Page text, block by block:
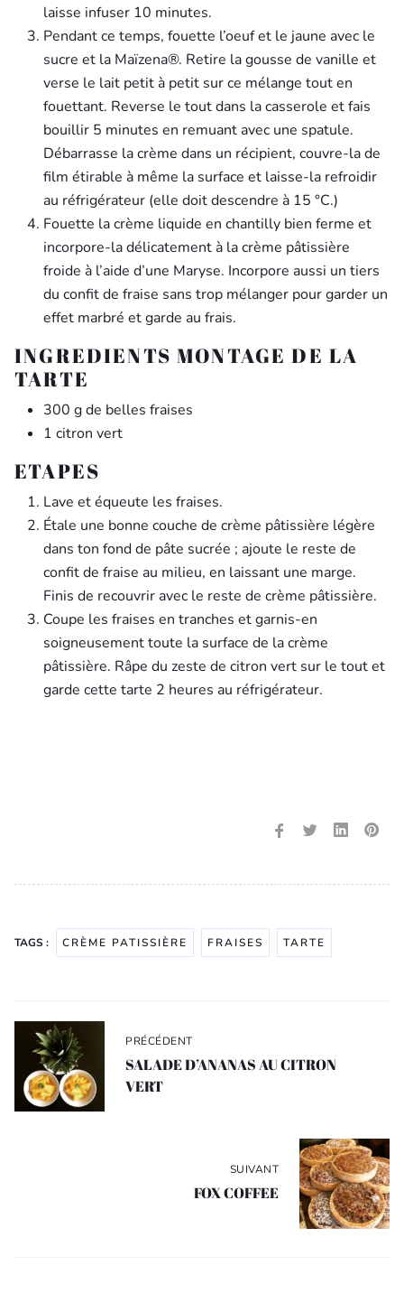
laisse infuser 10 minutes.
Pendant ce temps, fouette l’oeuf et le jaune avec le
sucre et la Maïzena®. Retire la gousse de vanille et
verse le lait petit à petit sur ce mélange tout en
fouettant. Reverse le tout dans la casserole et fais
bouillir 5 minutes en remuant avec une spa­tule.
Débarrasse la crème dans un récipient, couvre-la de
film étirable à même la surface et laisse-la refroidir
au réfrigéra­teur (elle doit descendre à 15 °C.)
Fouette la crème liquide en chantilly bien ferme et
incorpore-la délicatement à la crème pâtissière
froide à l’aide d’une Maryse. Incorpore aussi un tiers
du confit de fraise sans trop mélanger pour garder un
effet marbré et garde au frais.
INGREDIENTS MONTAGE DE LA
TARTE
300 g de belles fraises
1 citron vert
ETAPES
Lave et équeute les fraises.
Étale une bonne couche de crème pâtissière légère
dans ton fond de pâte sucrée ; ajoute le reste de
confit de fraise au milieu, en laissant une marge.
Finis de recouvrir avec le reste de crème pâtissière.
Coupe les fraises en tranches et garnis-en
soigneusement toute la surface de la crème
pâtissière. Râpe du zeste de citron vert sur le tout et
garde cette tarte 2 heures au réfrigérateur.
TAGS : CRÈME PATISSIÈRE FRAISES TARTE
de
l’article
PRÉCÉDENT
SALADE D’ANANAS AU CITRON
VERT
SUIVANT
FOX COFFEE